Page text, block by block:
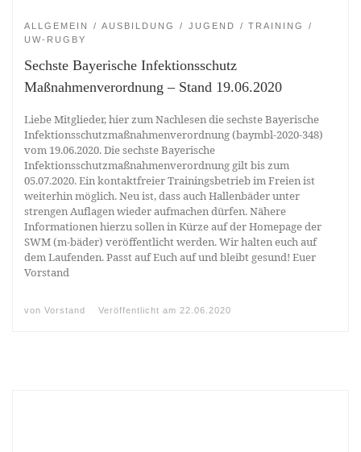
ALLGEMEIN AUSBILDUNG JUGEND
TRAINING
UW-RUGBY
Sechste Bayerische Infektionsschutz
Maßnahmenverordnung – Stand 19.06.2020
Liebe Mitglieder, hier zum Nachlesen die sechste Bayerische
Infektionsschutzmaßnahmenverordnung (baymbl-2020-348)
vom 19.06.2020. Die sechste Bayerische
Infektionsschutzmaßnahmenverordnung gilt bis zum
05.07.2020. Ein kontaktfreier Trainingsbetrieb im Freien ist
weiterhin möglich. Neu ist, dass auch Hallenbäder unter
strengen Auflagen wieder aufmachen dürfen. Nähere
Informationen hierzu sollen in Kürze auf der Homepage der
SWM (m-bäder) veröffentlicht werden. Wir halten euch auf
dem Laufenden. Passt auf Euch auf und bleibt gesund! Euer
Vorstand
von Vorstand Veröffentlicht am 22.06.2020